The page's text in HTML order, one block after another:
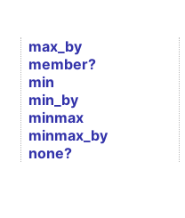
max_by
member?
min
min_by
minmax
minmax_by
none?